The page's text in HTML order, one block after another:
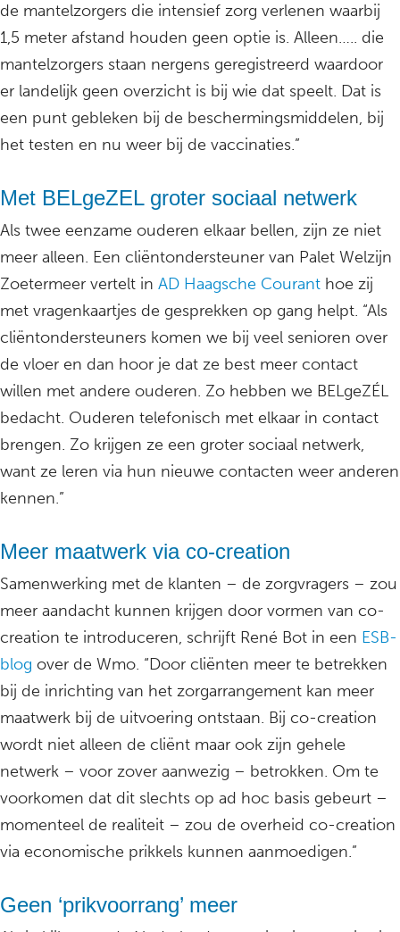
de mantelzorgers die intensief zorg verlenen waarbij
1,5 meter afstand houden geen optie is. Alleen….. die
mantelzorgers staan nergens geregistreerd waardoor
er landelijk geen overzicht is bij wie dat speelt. Dat is
een punt gebleken bij de beschermingsmiddelen, bij
het testen en nu weer bij de vaccinaties.”
Met BELgeZEL groter sociaal netwerk
Als twee eenzame ouderen elkaar bellen, zijn ze niet
meer alleen. Een cliëntondersteuner van Palet Welzijn
Zoetermeer vertelt in AD Haagsche Courant hoe zij
met vragenkaartjes de gesprekken op gang helpt. “Als
cliëntondersteuners komen we bij veel senioren over
de vloer en dan hoor je dat ze best meer contact
willen met andere ouderen. Zo hebben we BELgeZÉL
bedacht. Ouderen telefonisch met elkaar in contact
brengen. Zo krijgen ze een groter sociaal netwerk,
want ze leren via hun nieuwe contacten weer anderen
kennen.”
Meer maatwerk via co-creation
Samenwerking met de klanten – de zorgvragers – zou
meer aandacht kunnen krijgen door vormen van co-
creation te introduceren, schrijft René Bot in een ESB-
blog over de Wmo. “Door cliënten meer te betrekken
bij de inrichting van het zorgarrangement kan meer
maatwerk bij de uitvoering ontstaan. Bij co-creation
wordt niet alleen de cliënt maar ook zijn gehele
netwerk – voor zover aanwezig – betrokken. Om te
voorkomen dat dit slechts op ad hoc basis gebeurt –
momenteel de realiteit – zou de overheid co-creation
via economische prikkels kunnen aanmoedigen.”
Geen ‘prikvoorrang’ meer